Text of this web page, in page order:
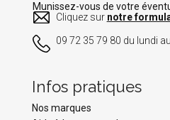
Munissez-vous de votre
Cliquez sur notre
09 72 35 79 80 du lundi
Infos pratiques
Nos marques